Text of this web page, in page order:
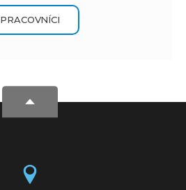
PRACOVNÍCI